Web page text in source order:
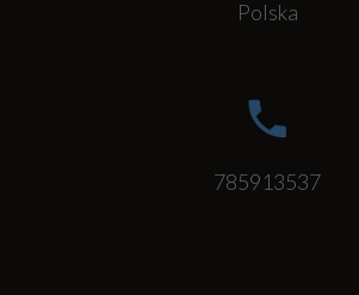
Polska
785913537